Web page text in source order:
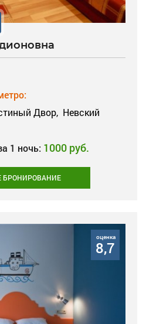
Двор, Невский
1 ночь: 1000 руб.
БРОНИРОВАНИЕ
оценка
8,7